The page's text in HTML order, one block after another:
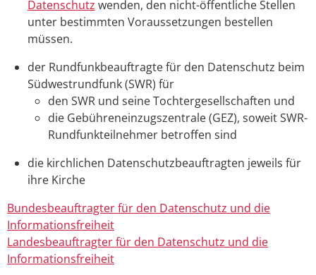
Datenschutz wenden, den nicht-öffentliche Stellen
unter bestimmten Voraussetzungen bestellen
müssen.
der Rundfunkbeauftragte für den Datenschutz beim
Südwestrundfunk (SWR) für
den SWR und seine Tochtergesellschaften und
die Gebühreneinzugszentrale (GEZ), soweit SWR-
Rundfunkteilnehmer betroffen sind
die kirchlichen Datenschutzbeauftragten jeweils für
ihre Kirche
Bundesbeauftragter für den Datenschutz und die
Informationsfreiheit
Landesbeauftragter für den Datenschutz und die
Informationsfreiheit